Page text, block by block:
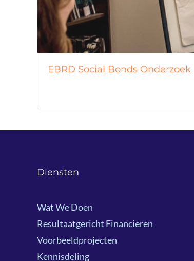
EBRD Social Bonds Onderzoek
Diensten
Wat We Doen
Resultaatgericht Financieren
Voorbeeldprojecten
Kennisdeling